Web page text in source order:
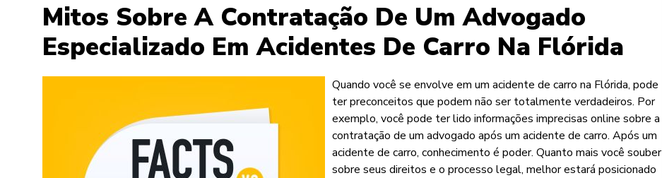
Mitos Sobre A Contratação De Um Advogado
Especializado Em Acidentes De Carro Na Flórida
Quando você se envolve em um acidente de carro na Flórida, pode
ter preconceitos que podem não ser totalmente verdadeiros. Por
exemplo, você pode ter lido informações imprecisas online sobre a
contratação de um advogado após um acidente de carro. Após um
acidente de carro, conhecimento é poder. Quanto mais você souber
sobre seus direitos e o processo legal, melhor estará posicionado